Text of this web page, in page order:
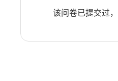
该问卷已提交过